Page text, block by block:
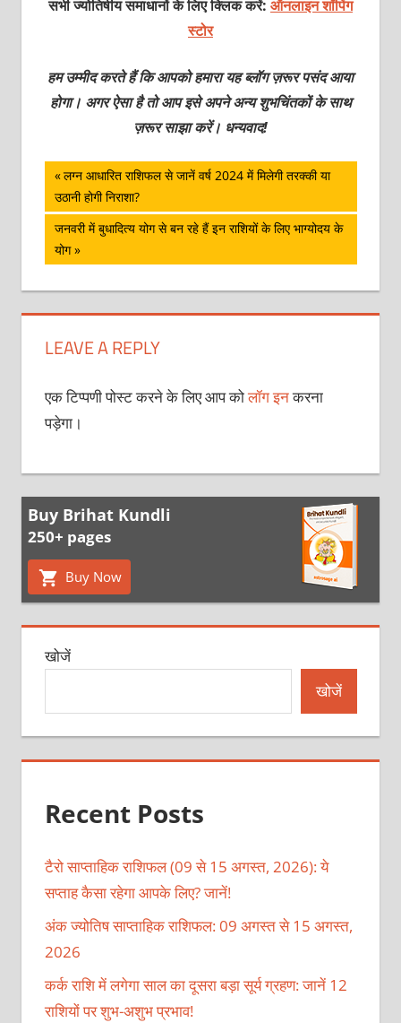
सभी ज्योतिषीय समाधानों के लिए क्लिक करें: ऑनलाइन शॉपिंग
स्टोर
हम उम्मीद करते हैं कि आपको हमारा यह ब्लॉग ज़रूर पसंद आया
होगा। अगर ऐसा है तो आप इसे अपने अन्य शुभचिंतकों के साथ
ज़रूर साझा करें। धन्यवाद!
पोस्ट
नेविगेशन
Previous
Post:
लग्न आधारित राशिफल से जानें वर्ष 2024 में मिलेगी तरक्की या
उठानी होगी निराशा?
Next
Post:
जनवरी में बुधादित्‍य योग से बन रहे हैं इन राशियों के लिए भाग्‍योदय के
योग
LEAVE A REPLY
एक टिप्पणी पोस्ट करने के लिए आप कोलॉग इनकरना
पड़ेगा।
Buy Brihat Kundli
250+ pages
Buy Now
खोजें
खोजें
Recent Posts
टैरो साप्ताहिक राशिफल (09 से 15 अगस्त, 2026): ये
सप्ताह कैसा रहेगा आपके लिए? जानें!
अंक ज्योतिष साप्ताहिक राशिफल: 09 अगस्त से 15 अगस्त,
2026
कर्क राशि में लगेगा साल का दूसरा बड़ा सूर्य ग्रहण: जानें 12
राशियों पर शुभ-अशुभ प्रभाव!